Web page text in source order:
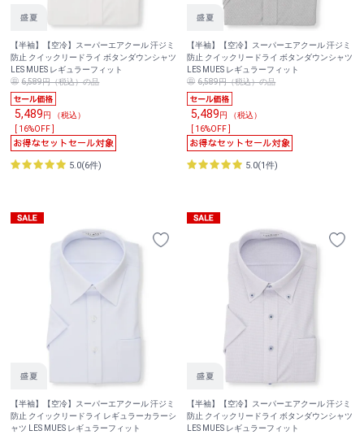
【半袖】【空冷】スーパーエアクール 汗ジミ
防止 クイックリードライ ボタンダウンシャツ
LES MUES レギュラーフィット
6,589円（税込）の品
5,489円 （税込）
[ 16%OFF ]
5.0(6件)
【半袖】【空冷】スーパーエアクール 汗ジミ
防止 クイックリードライ ボタンダウンシャツ
LES MUES レギュラーフィット
6,589円（税込）の品
5,489円 （税込）
[ 16%OFF ]
5.0(1件)
【半袖】【空冷】スーパーエアクール 汗ジミ
防止 クイックリードライ レギュラーカラーシ
ャツ LES MUES レギュラーフィット
【半袖】【空冷】スーパーエアクール 汗ジミ
防止 クイックリードライ ボタンダウンシャツ
LES MUES レギュラーフィット